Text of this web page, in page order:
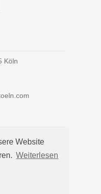
Website
Weiterlesen
Köln